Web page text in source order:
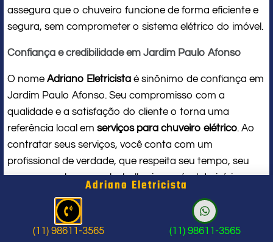
assegura que o chuveiro funcione de forma eficiente e
segura, sem comprometer o sistema elétrico do imóvel.
Confiança e credibilidade em Jardim Paulo Afonso
O nome Adriano Eletricista é sinônimo de confiança em
Jardim Paulo Afonso. Seu compromisso com a
qualidade e a satisfação do cliente o torna uma
referência local em serviços para chuveiro elétrico. Ao
contratar seus serviços, você conta com um
profissional de verdade, que respeita seu tempo, seu
espaço e entrega um trabalho impecável do início ao
Problema com chuveiro: sinais que
Adriano Eletricista
(11) 98611-3565 (11) 98611-3565